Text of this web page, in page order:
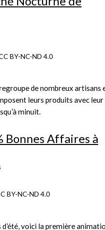
de nombreux artisans
leurs produits avec leur
minuit.
Bonnes Affaires à
voici la première